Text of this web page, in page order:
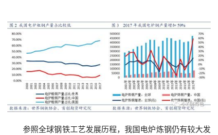
参照全球钢铁工艺发展历程，我国电炉炼钢仍有较大发